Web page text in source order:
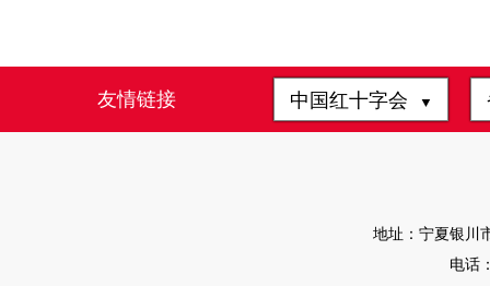
友情链接 中国红十字会 ▼
地址：宁夏银川
电话